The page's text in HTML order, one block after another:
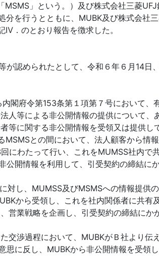
」という。）及び株式会社三菱
を行うとともに、MUBK及び株式会社
．のとおり報告を徴求した。
認められたとして、令和６年６月14日
閣府令第153条第１項第７号において
人等による非公開情報の提供について
に関する非公開情報を受領又は提供し
との間において、法人顧客から情
にわたって行い、これをMUMSS社内
開情報を利用して、引受契約の締結に
し、MUMSS及びMSMSへの情報提供
から受領し、これを社内関係者に共
業戦略を企画し、引受契約の締結にか
渉過程において、MUBKがＢ社より伝
に反し、MUBKから非公開情報を受領